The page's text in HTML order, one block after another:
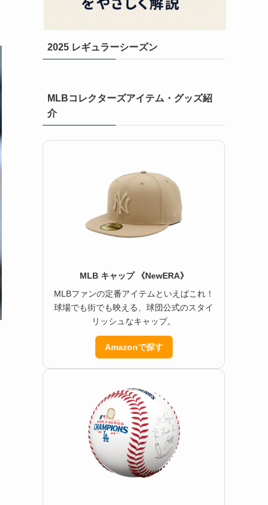
2025 レギュラーシーズン
MLBコレクターズアイテム・グッズ紹
介
MLB キャップ 《NewERA》
MLBファンの定番アイテムといえばこれ！
球場でも街でも映える、球団公式のスタイ
リッシュなキャップ。
Amazonで探す